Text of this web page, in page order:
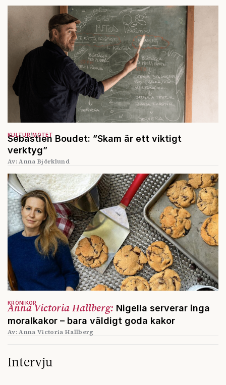
Sébastien Boudet: ”Skam är ett viktigt
verktyg”
KULTUR MÖTET
Av: Anna Björklund
Anna Victoria Hallberg: Nigella serverar inga
moralkakor – bara väldigt goda kakor
KRÖNIKOR
Av: Anna Victoria Hallberg
Intervju